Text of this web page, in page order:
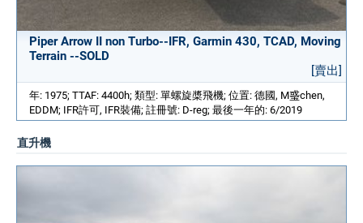
Piper Arrow II non Turbo--IFR, Garmin 430, TCAD, Moving
Terrain --SOLD
[賣出]
年: 1975; TTAF: 4400h; 類型: 單螺旋槳飛機; 位置: 德國, M𤦂chen,
EDDM; IFR許可, IFR裝備; 註冊號: D-reg; 最後一年的: 6/2019
直升機